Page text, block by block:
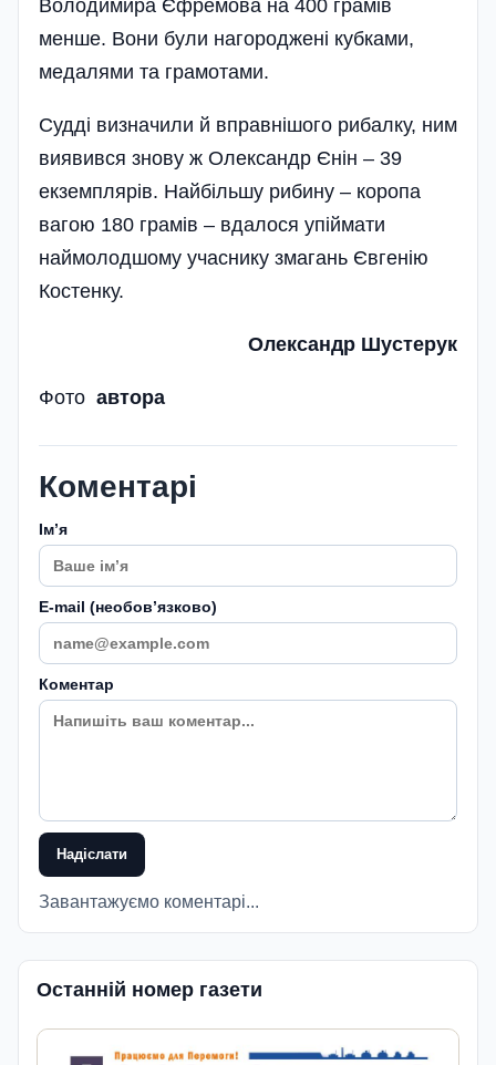
Володимира Єфремова на 400 грамів
менше. Вони були нагоро­джені кубками,
медалями та грамотами.
Судді визначили й вправ­нішого рибалку, ним
виявився знову ж Олександр Єнін – 39
екземпля­рів. Найбільшу рибину – коропа
вагою 180 грамів – вдалося упіймати
наймолодшому учаснику змагань Євгенію
Костенку.
Олександр Шустерук
Фото автора
Коментарі
Імʼя
E-mail (необовʼязково)
Коментар
Надіслати
Завантажуємо коментарі...
Останній номер газети